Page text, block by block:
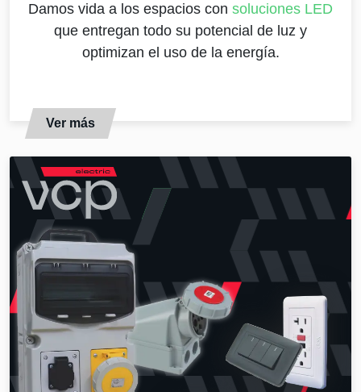
Damos vida a los espacios con soluciones LED
que entregan todo su potencial de luz y
optimizan el uso de la energía.
Ver más